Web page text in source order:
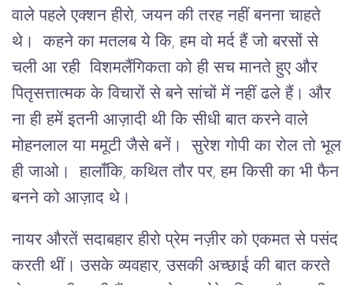
वाले पहले एक्शन हीरो, जयन की तरह नहीं बनना चाहते
थे। कहने का मतलब ये कि, हम वो मर्द हैं जो बरसों से
चली आ रही विशमलैंगिकता को ही सच मानते हुए और
पितृसत्तात्मक के विचारों से बने सांचों में नहीं ढले हैं। और
ना ही हमें इतनी आज़ादी थी कि सीधी बात करने वाले
मोहनलाल या ममूटी जैसे बनें। सुरेश गोपी का रोल तो भूल
ही जाओ। हालाँकि, कथित तौर पर, हम किसी का भी फैन
बनने को आज़ाद थे।
नायर औरतें सदाबहार हीरो प्रेम नज़ीर को एकमत से पसंद
करती थीं। उसके व्यवहार, उसकी अच्छाई की बात करते